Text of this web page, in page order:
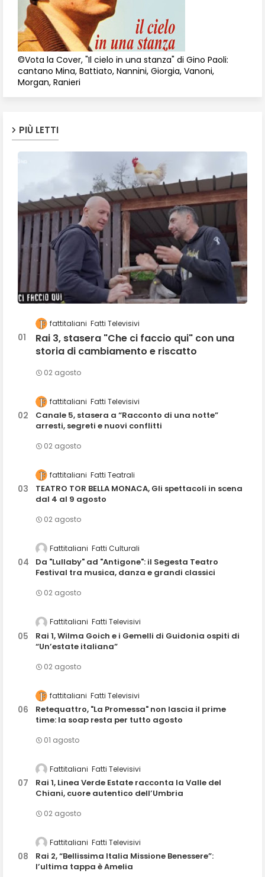
©Vota la Cover, "Il cielo in una stanza" di Gino Paoli:
cantano Mina, Battiato, Nannini, Giorgia, Vanoni,
Morgan, Ranieri
PIÙ LETTI
fattitaliani Fatti Televisivi
Rai 3, stasera "Che ci faccio qui" con una
storia di cambiamento e riscatto
02 agosto
fattitaliani Fatti Televisivi
Canale 5, stasera a “Racconto di una notte”
arresti, segreti e nuovi conflitti
02 agosto
fattitaliani Fatti Teatrali
TEATRO TOR BELLA MONACA, Gli spettacoli in scena
dal 4 al 9 agosto
02 agosto
Fattitaliani Fatti Culturali
Da "Lullaby" ad "Antigone": il Segesta Teatro
Festival tra musica, danza e grandi classici
02 agosto
Fattitaliani Fatti Televisivi
Rai 1, Wilma Goich e i Gemelli di Guidonia ospiti di
“Un’estate italiana”
02 agosto
fattitaliani Fatti Televisivi
Retequattro, "La Promessa" non lascia il prime
time: la soap resta per tutto agosto
01 agosto
Fattitaliani Fatti Televisivi
Rai 1, Linea Verde Estate racconta la Valle del
Chiani, cuore autentico dell’Umbria
02 agosto
Fattitaliani Fatti Televisivi
Rai 2, “Bellissima Italia Missione Benessere”:
l’ultima tappa è Amelia